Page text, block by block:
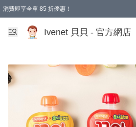
消費即享全單 85 折優惠！
Ivenet 貝貝 - 官方網店